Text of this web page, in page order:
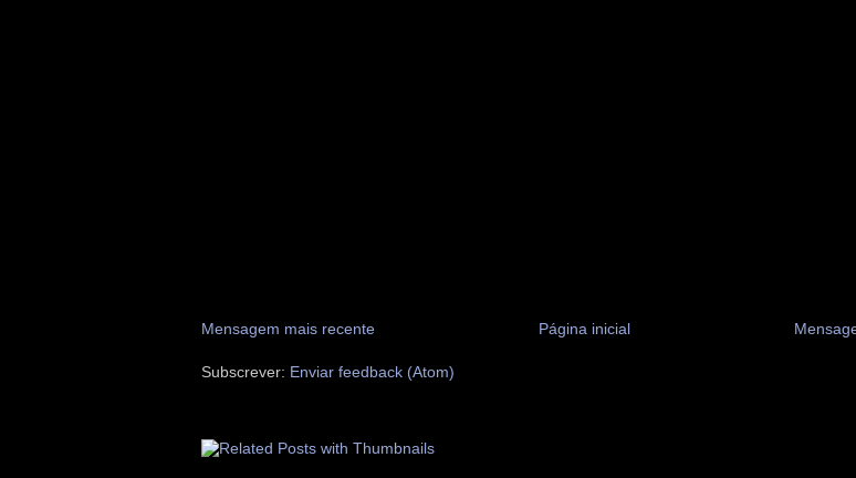
Mensagem mais recente Página inicial
Subscrever: Enviar feedback (Atom)